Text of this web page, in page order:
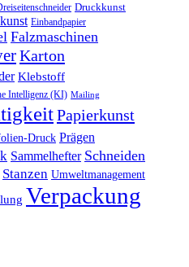
Druckkunst
Einbandpapier
Falzmaschinen
Karton
Klebstoff
Intelligenz (KI) Mailing
Papierkunst
Druck Prägen
Sammelhefter Schneiden
Stanzen Umweltmanagement
Verpackung